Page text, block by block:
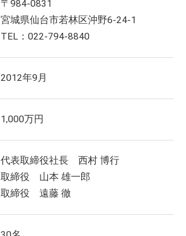
〒984-0831
宮城県仙台市若林区沖野6-24-1
TEL：022-794-8840
2012年9月
1,000万円
代表取締役社長 西村 博行
取締役 山本 雄一郎
取締役 遠藤 徹